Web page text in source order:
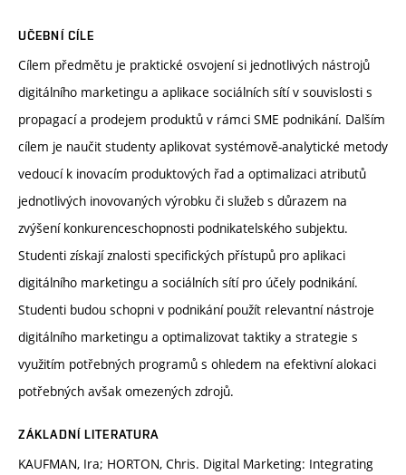
UČEBNÍ CÍLE
Cílem předmětu je praktické osvojení si jednotlivých nástrojů
digitálního marketingu a aplikace sociálních sítí v souvislosti s
propagací a prodejem produktů v rámci SME podnikání. Dalším
cílem je naučit studenty aplikovat systémově-analytické metody
vedoucí k inovacím produktových řad a optimalizaci atributů
jednotlivých inovovaných výrobku či služeb s důrazem na
zvýšení konkurenceschopnosti podnikatelského subjektu.
Studenti získají znalosti specifických přístupů pro aplikaci
digitálního marketingu a sociálních sítí pro účely podnikání.
Studenti budou schopni v podnikání použít relevantní nástroje
digitálního marketingu a optimalizovat taktiky a strategie s
využitím potřebných programů s ohledem na efektivní alokaci
potřebných avšak omezených zdrojů.
ZÁKLADNÍ LITERATURA
KAUFMAN, Ira; HORTON, Chris. Digital Marketing: Integrating